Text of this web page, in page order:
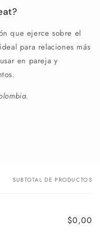
que ejerce sobre el
para relaciones más
en pareja y
SUBTOTAL DE PRODUCTOS
$0,00